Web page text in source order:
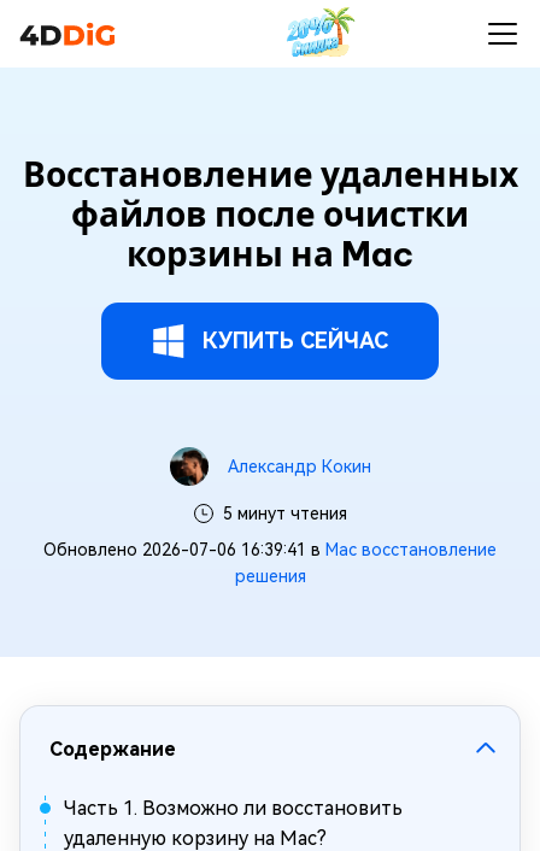
Восстановление удаленных
файлов после очистки
корзины на Mac
КУПИТЬ СЕЙЧАС
Александр Кокин
5 минут чтения
Обновлено 2026-07-06 16:39:41 в Mac восстановление
решения
Содержание
Часть 1. Возможно ли восстановить
удаленную корзину на Mac?